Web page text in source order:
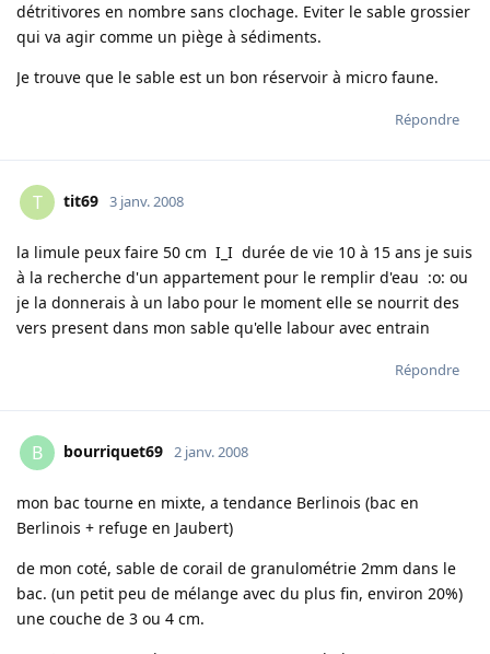
détritivores en nombre sans clochage. Eviter le sable grossier
qui va agir comme un piège à sédiments.
Je trouve que le sable est un bon réservoir à micro faune.
Répondre
T tit69 3 janv. 2008
la limule peux faire 50 cm I_I durée de vie 10 à 15 ans je suis
à la recherche d'un appartement pour le remplir d'eau :o: ou
je la donnerais à un labo pour le moment elle se nourrit des
vers present dans mon sable qu'elle labour avec entrain
Répondre
B bourriquet69 2 janv. 2008
mon bac tourne en mixte, a tendance Berlinois (bac en
Berlinois + refuge en Jaubert)
de mon coté, sable de corail de granulométrie 2mm dans le
bac. (un petit peu de mélange avec du plus fin, environ 20%)
une couche de 3 ou 4 cm.